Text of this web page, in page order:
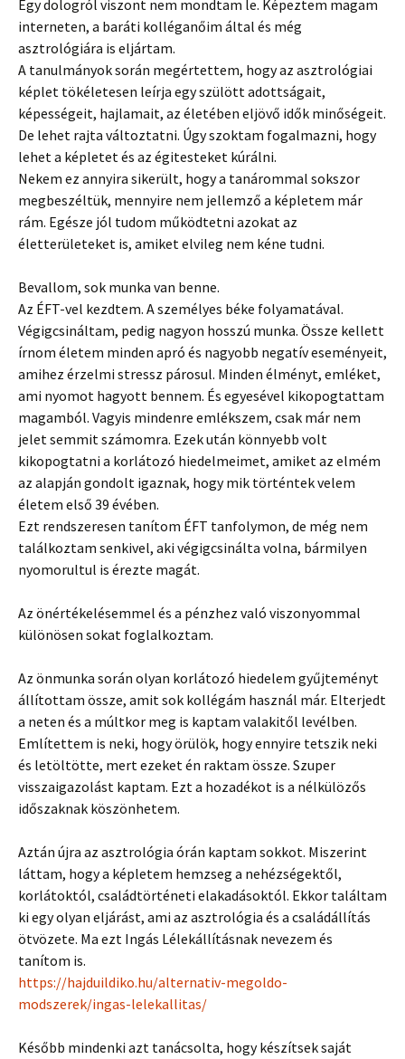
Egy dologról viszont nem mondtam le. Képeztem magam
interneten, a baráti kolléganőim által és még
asztrológiára is eljártam.
A tanulmányok során megértettem, hogy az asztrológiai
képlet tökéletesen leírja egy szülött adottságait,
képességeit, hajlamait, az életében eljövő idők minőségeit.
De lehet rajta változtatni. Úgy szoktam fogalmazni, hogy
lehet a képletet és az égitesteket kúrálni.
Nekem ez annyira sikerült, hogy a tanárommal sokszor
megbeszéltük, mennyire nem jellemző a képletem már
rám. Egésze jól tudom működtetni azokat az
életterületeket is, amiket elvileg nem kéne tudni.
Bevallom, sok munka van benne.
Az ÉFT-vel kezdtem. A személyes béke folyamatával.
Végigcsináltam, pedig nagyon hosszú munka. Össze kellett
írnom életem minden apró és nagyobb negatív eseményeit,
amihez érzelmi stressz párosul. Minden élményt, emléket,
ami nyomot hagyott bennem. És egyesével kikopogtattam
magamból. Vagyis mindenre emlékszem, csak már nem
jelet semmit számomra. Ezek után könnyebb volt
kikopogtatni a korlátozó hiedelmeimet, amiket az elmém
az alapján gondolt igaznak, hogy mik történtek velem
életem első 39 évében.
Ezt rendszeresen tanítom ÉFT tanfolymon, de még nem
találkoztam senkivel, aki végigcsinálta volna, bármilyen
nyomorultul is érezte magát.
Az önértékelésemmel és a pénzhez való viszonyommal
különösen sokat foglalkoztam.
Az önmunka során olyan korlátozó hiedelem gyűjteményt
állítottam össze, amit sok kollégám használ már. Elterjedt
a neten és a múltkor meg is kaptam valakitől levélben.
Említettem is neki, hogy örülök, hogy ennyire tetszik neki
és letöltötte, mert ezeket én raktam össze. Szuper
visszaigazolást kaptam. Ezt a hozadékot is a nélkülözős
időszaknak köszönhetem.
Aztán újra az asztrológia órán kaptam sokkot. Miszerint
láttam, hogy a képletem hemzseg a nehézségektől,
korlátoktól, családtörténeti elakadásoktól. Ekkor találtam
ki egy olyan eljárást, ami az asztrológia és a családállítás
ötvözete. Ma ezt Ingás Lélekállításnak nevezem és
tanítom is.
https://hajduildiko.hu/alternativ-megoldo-
modszerek/ingas-lelekallitas/
Később mindenki azt tanácsolta, hogy készítsek saját